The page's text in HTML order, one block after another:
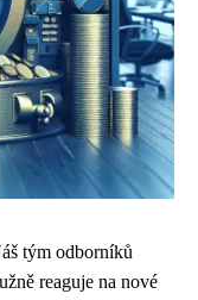
tým odborníků
reaguje na nové